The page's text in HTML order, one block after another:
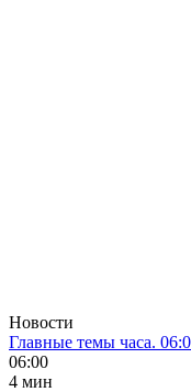
Новости
Главные темы часа.
06:00
4 мин